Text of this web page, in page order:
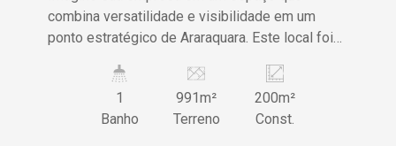
combina versatilidade e visibilidade em um
ponto estratégico de Araraquara. Este local foi
crescimento contínuo e visibilidade para seu
200m² garantindo ampla flexibilidade de
1
Banho
991m²
Terreno
200m²
Const.